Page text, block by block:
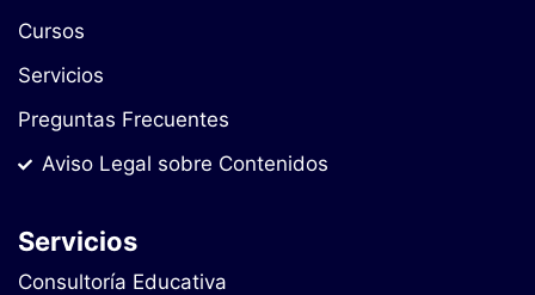
Cursos
Servicios
Preguntas Frecuentes
Aviso Legal sobre Contenidos
Servicios
Consultoría Educativa